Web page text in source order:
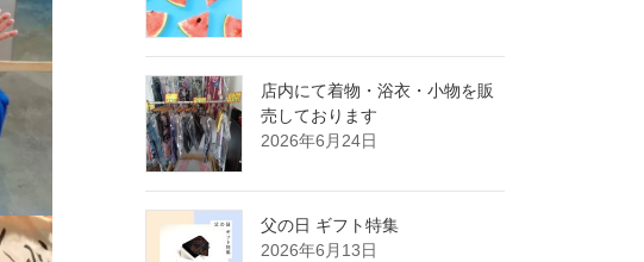
店内にて着物・浴衣・小物を販
売しております
2026年6月24日
父の日 ギフト特集
2026年6月13日